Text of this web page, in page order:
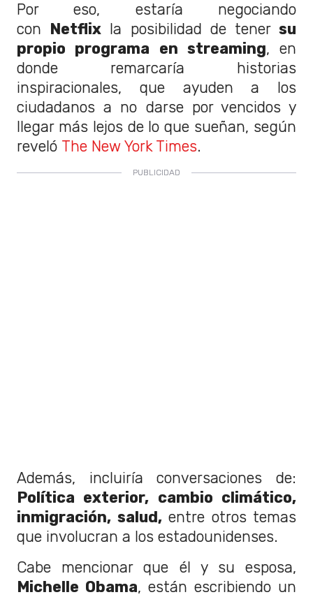
Por eso, estaría negociando
con Netflix la posibilidad de tenersu
propio programa en streaming, en
donde remarcaría historias
inspiracionales, que ayuden a los
ciudadanos a no darse por vencidos y
llegar más lejos de lo que sueñan, según
reveló The New York Times.
Además, incluiría conversaciones de:
Política exterior, cambio climático,
inmigración, salud,entre otros temas
que involucran a los estadounidenses.
Cabe mencionar que él y su esposa,
Michelle Obama, están escribiendo un